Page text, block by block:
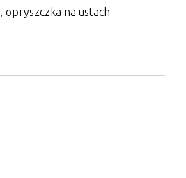
,opryszczka na ustach